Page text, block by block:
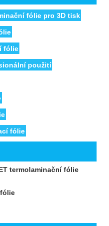
fólie pro 3D tisk
fólie
použití
fólie
termolaminační fólie